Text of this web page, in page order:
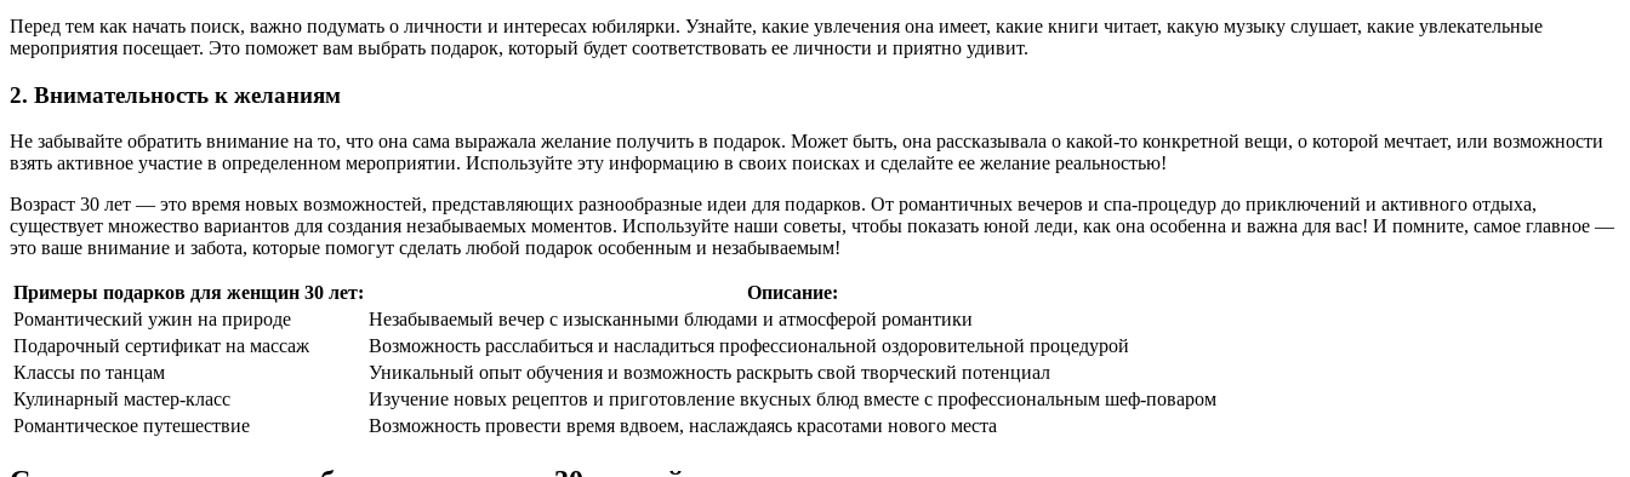
Перед тем как начать поиск, важно подумать о личности и интересах юбилярки. Узнайте, какие увлечения она имеет, какие книги читает, какую музыку слушает, какие увлекательные
мероприятия посещает. Это поможет вам выбрать подарок, который будет соответствовать ее личности и приятно удивит.
2. Внимательность к желаниям
Не забывайте обратить внимание на то, что она сама выражала желание получить в подарок. Может быть, она рассказывала о какой-то конкретной вещи, о которой мечтает, или возможности
взять активное участие в определенном мероприятии. Используйте эту информацию в своих поисках и сделайте ее желание реальностью!
Возраст 30 лет — это время новых возможностей, представляющих разнообразные идеи для подарков. От романтичных вечеров и спа-процедур до приключений и активного отдыха,
существует множество вариантов для создания незабываемых моментов. Используйте наши советы, чтобы показать юной леди, как она особенна и важна для вас! И помните, самое главное —
это ваше внимание и забота, которые помогут сделать любой подарок особенным и незабываемым!
Примеры подарков для женщин 30 лет:
Описание:
Романтический ужин на природе
Незабываемый вечер с изысканными блюдами и атмосферой романтики
Подарочный сертификат на массаж
Возможность расслабиться и насладиться профессиональной оздоровительной процедурой
Классы по танцам
Уникальный опыт обучения и возможность раскрыть свой творческий потенциал
Кулинарный мастер-класс
Изучение новых рецептов и приготовление вкусных блюд вместе с профессиональным шеф-поваром
Романтическое путешествие
Возможность провести время вдвоем, наслаждаясь красотами нового места